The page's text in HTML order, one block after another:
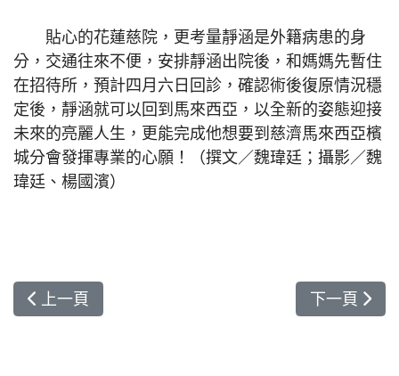
貼心的花蓮慈院，更考量靜涵是外籍病患的身
分，交通往來不便，安排靜涵出院後，和媽媽先暫住
在招待所，預計四月六日回診，確認術後復原情況穩
定後，靜涵就可以回到馬來西亞，以全新的姿態迎接
未來的亮麗人生，更能完成他想要到慈濟馬來西亞檳
城分會發揮專業的心願！（撰文／魏瑋廷；攝影／魏
瑋廷、楊國濱）
上一篇文章: 美麗新「鏡」界 偏鄉學童眼科義診
上一頁 下一篇文
下一頁